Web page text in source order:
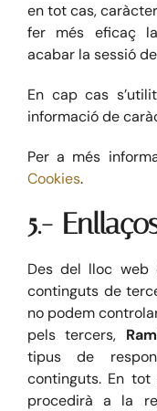
en tot cas,
fer més eficaç
acabar la sessió de
En cap cas
informació de
Per a més
Cookies.
5.-
Des del lloc web
continguts de
no podem
pels tercers,
tipus de
continguts. En
procedirà a la